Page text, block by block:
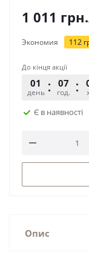
1 011 грн.
Экономия 112
До кінця акції
01
день
07
год.
Є в наявності
Опис